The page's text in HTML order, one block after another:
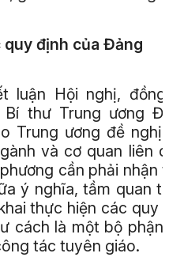
định của Đảng
luận Hội nghị,
Bí thư Trung ương
Trung ương đề nghị
và cơ quan liên
cần phải nhận
ý nghĩa, tầm quan
thực hiện các quy
cách là một bộ phận
tác tuyên giáo.